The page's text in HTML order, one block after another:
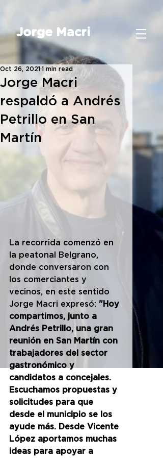
Jorge Macri
Jorge Macri
respaldó a Andrés
Petrillo en San
Martín
Oct 26, 2021 1 min read
La recorrida comenzó en
la peatonal Belgrano,
donde conversaron con
los comerciantes y
vecinos, en este sentido
Jorge Macri expresó: "Hoy
compartimos, junto a
Andrés Petrillo, una gran
reunión en San Martín con
trabajadores del sector
gastronómico y
candidatos a concejales.
Escuchamos propuestas y
solicitudes para que
desde el municipio se los
ayude más. Desde Vicente
López aportamos muchas
ideas para apoyar a